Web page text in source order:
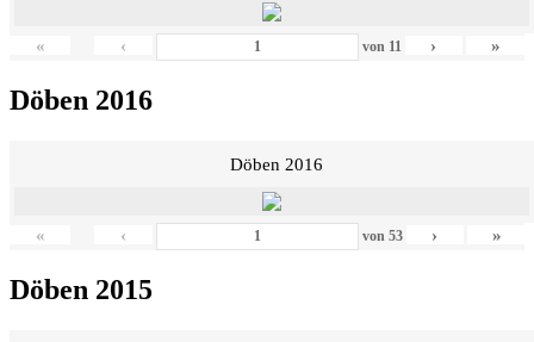
« ‹ von 11 › »
Döben 2016
Döben 2016
« ‹ von 53 › »
Döben 2015